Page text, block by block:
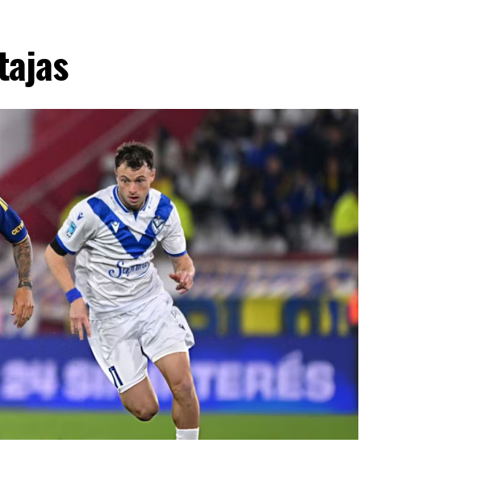
de Cucchi que controló con esfuerzo
tanto con la pelota y sufrió por una
rival. Y el pitazo final fue un festejo de
algo en dos fechas como visitante, frente a
Luis ante Juventud Unida Universitario.
Vílchez, Facundo Rojas, Jano Martínez y
Ramiro Banchio y Marco Campagnaro;
Botella.
19' Leandro Piñeyro por Banchio y 35' Martín
Campagnaro y Juárez.
Conde, Renzo Paparelli, Rodrigo Díaz y
Martín Rivero y Ezequiel Goiburu;
Corrales.